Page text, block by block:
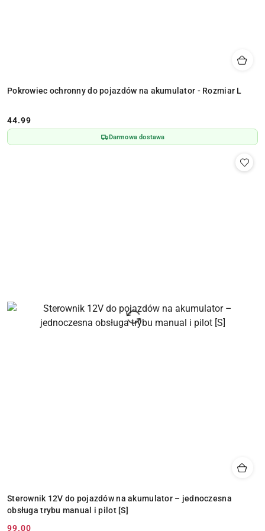
Pokrowiec ochronny do pojazdów na akumulator - Rozmiar L
Cena:
44.99
Darmowa dostawa
Sterownik 12V do pojazdów na akumulator – jednoczesna
obsługa trybu manual i pilot [S]
99.00